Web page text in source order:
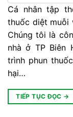
Cá nhân tập
thuốc diệt muỗi
Chúng tôi là
nhà ở TP Biên
trình phun
hại…
TIẾP TỤC ĐỌC →